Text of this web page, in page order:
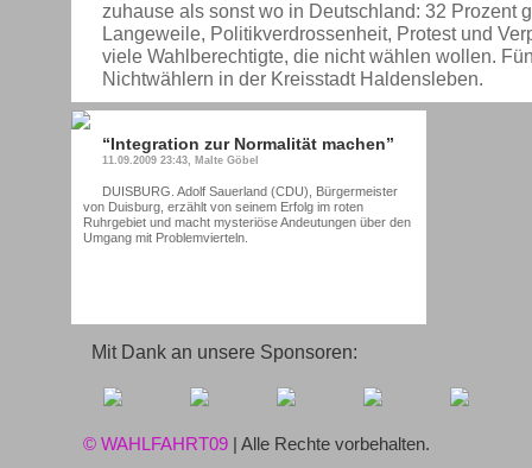
zuhause als sonst wo in Deutschland: 32 Prozent
Langeweile, Politikverdrossenheit, Protest und
viele Wahlberechtigte, die nicht wählen wollen.
Nichtwählern in der Kreisstadt Haldensleben.
“Integration zur Normalität machen”
11.09.2009 23:43, Malte Göbel
DUISBURG. Adolf Sauerland (CDU), Bürgermeister
von Duisburg, erzählt von seinem Erfolg im roten
Ruhrgebiet und macht mysteriöse Andeutungen über den
Umgang mit Problemvierteln.
Mit Dank an unsere Sponsoren:
© WAHLFAHRT09 | Alle Rechte vorbehalten.